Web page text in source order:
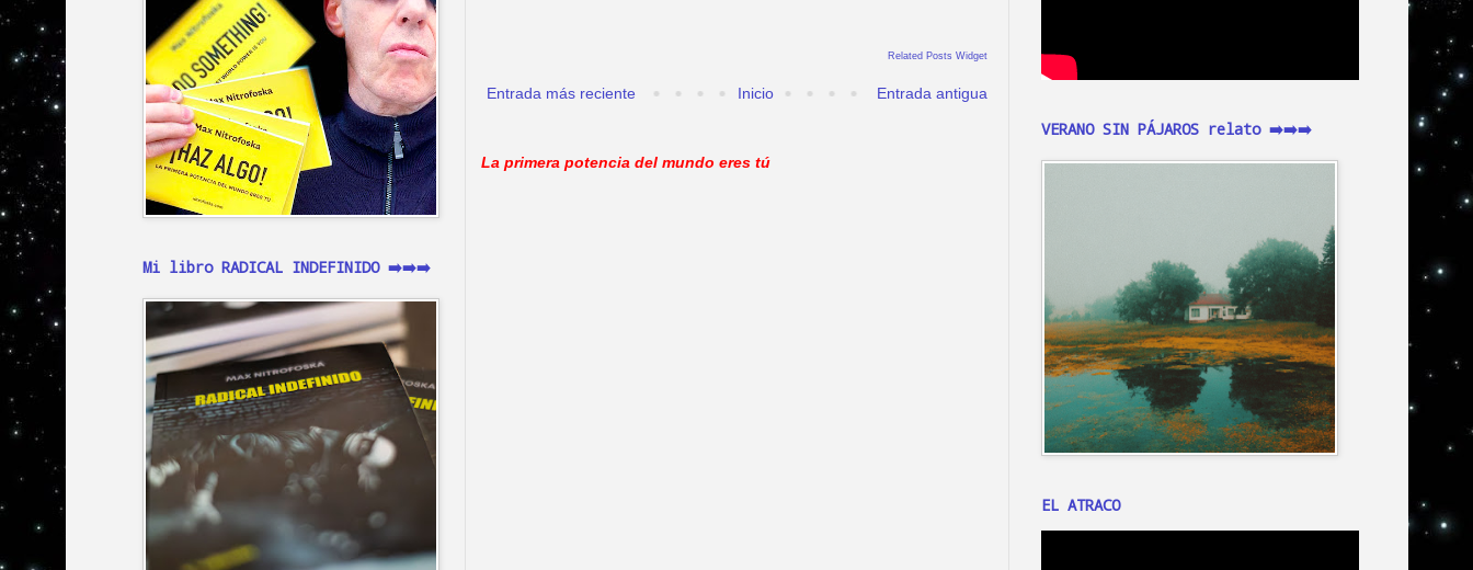
Related Posts Widget
Entrada más reciente Entrada antigua
Inicio
La primera potencia del mundo eres tú
Mi libro RADICAL INDEFINIDO ➡️➡️➡️
VERANO SIN PÁJAROS relato ➡️➡️➡️
EL ATRACO